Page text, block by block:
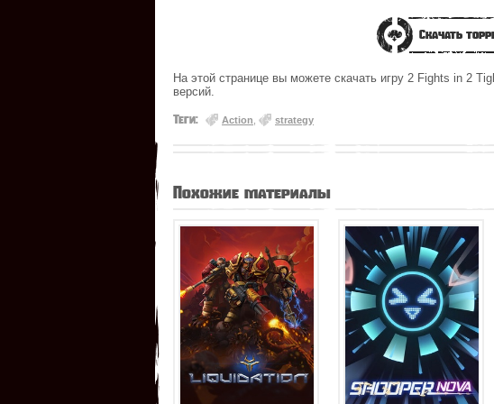
Скачать
На этой странице вы можете скачать игру 2 Fights in 2
версий.
Теги: Action strategy
Похожие материалы